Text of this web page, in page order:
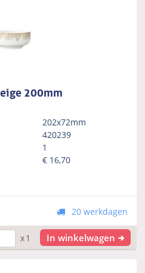
200mm
202x72mm
420239
1
€ 16,70
20 werkdagen
x1 In winkelwagen